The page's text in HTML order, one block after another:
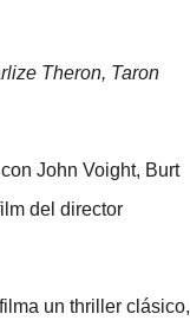
Theron, Taron
John Voight, Burt
del director
un thriller clásico,